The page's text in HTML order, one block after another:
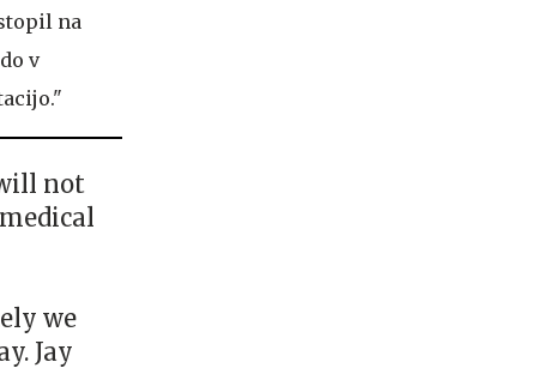
na
v
not
we
Jay